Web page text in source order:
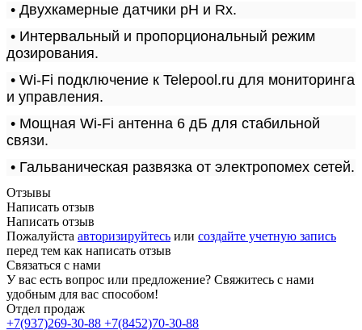
• Двухкамерные датчики pH и Rx.
• Интервальный и пропорциональный режим
дозирования.
• Wi-Fi подключение к Telepool.ru для мониторинга
и управления.
• Мощная Wi-Fi антенна 6 дБ для стабильной
связи.
• Гальваническая развязка от электропомех сетей.
Отзывы
Написать отзыв
Написать отзыв
Пожалуйста авторизируйтесь или создайте учетную запись
перед тем как написать отзыв
Связаться с нами
У вас есть вопрос или предложение? Свяжитесь с нами
удобным для вас способом!
Отдел продаж
+7(937)269-30-88 +7(8452)70-30-88